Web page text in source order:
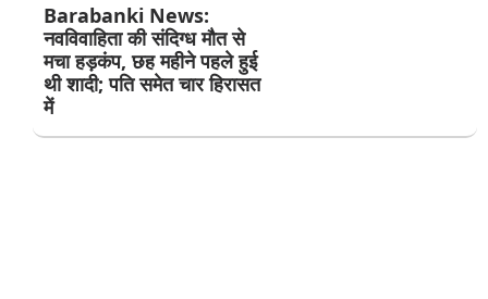
Barabanki News:
नवविवाहिता की संदिग्ध मौत से
मचा हड़कंप, छह महीने पहले हुई
थी शादी; पति समेत चार हिरासत
में